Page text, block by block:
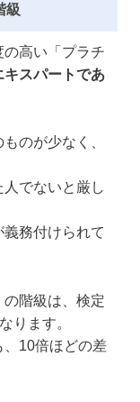
級
高い「プラチ
キスパートであ
のが少なく、
でないと厳し
務付けられて
階級は、検定
ります。
、10倍ほどの差